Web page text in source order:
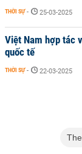
THỜI SỰ - 25-03-2025
Việt Nam hợp tác
quốc tế
THỜI SỰ - 22-03-2025